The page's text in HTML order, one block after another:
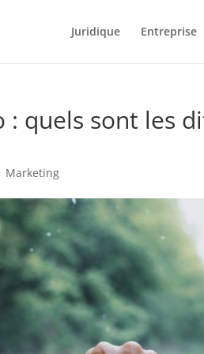
Juridique Entreprise
: quels sont les
Marketing